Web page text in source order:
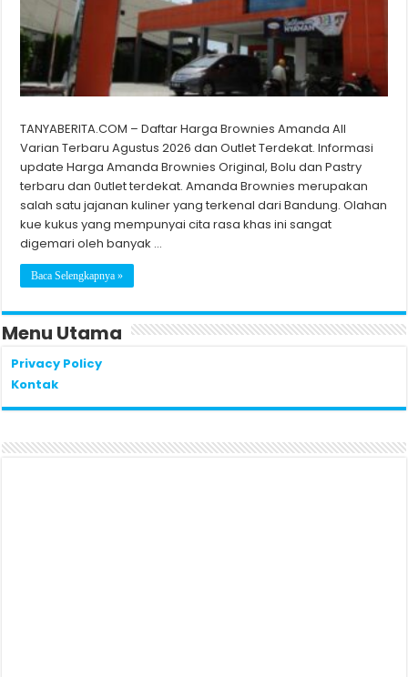
TANYABERITA.COM – Daftar Harga Brownies Amanda All
Varian Terbaru Agustus 2026 dan Outlet Terdekat. Informasi
update Harga Amanda Brownies Original, Bolu dan Pastry
terbaru dan 0utlet terdekat. Amanda Brownies merupakan
salah satu jajanan kuliner yang terkenal dari Bandung. Olahan
kue kukus yang mempunyai cita rasa khas ini sangat
digemari oleh banyak …
Baca Selengkapnya »
Menu Utama
Privacy Policy
Kontak